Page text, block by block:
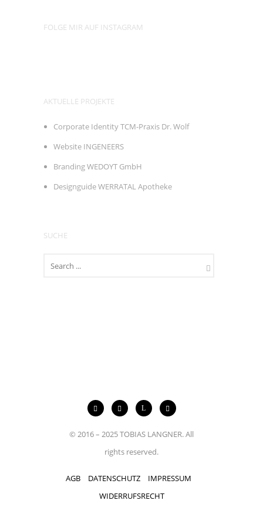
FOLGE MIR AUF INSTAGRAM
AKTUELLE PROJEKTE
Corporate Identity TCM-Praxis Dr. Wolf
Website INGENEERS
Branding WEDOYT GmbH
Designguide WERRATAL Apotheke
SUCHE
© 2016 – 2025 TOBIAS LANGNER. All
rights reserved.
AGB DATENSCHUTZ
IMPRESSUM
WIDERRUFSRECHT